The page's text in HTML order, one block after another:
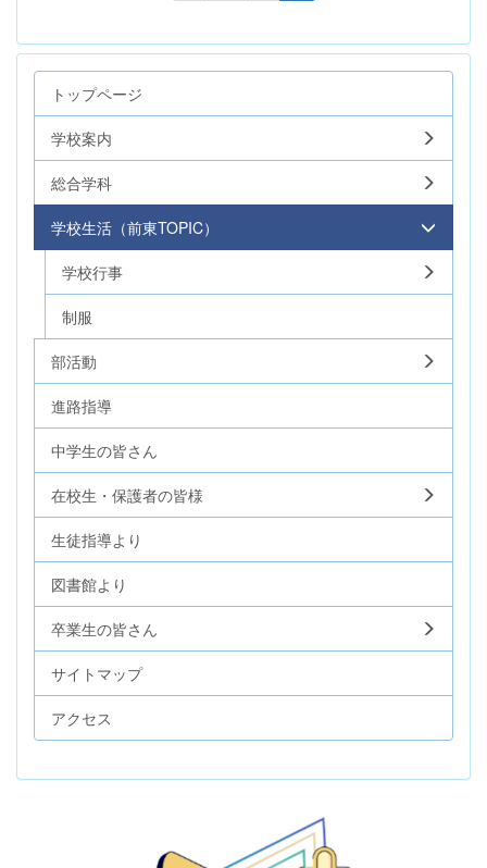
トップページ
学校案内
総合学科
学校生活（前東TOPIC）
学校行事
制服
部活動
進路指導
中学生の皆さん
在校生・保護者の皆様
生徒指導より
図書館より
卒業生の皆さん
サイトマップ
アクセス